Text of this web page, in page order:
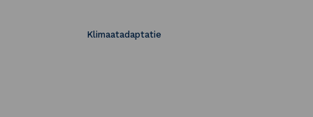
Klimaatadaptatie